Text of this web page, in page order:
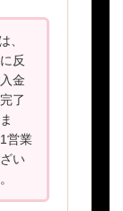
、
反
金
了
営業
い